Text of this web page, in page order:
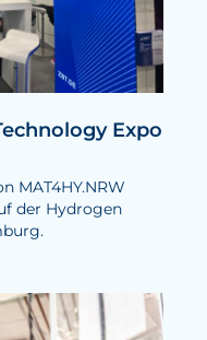
Expo
MAT4HY.NRW
der Hydrogen